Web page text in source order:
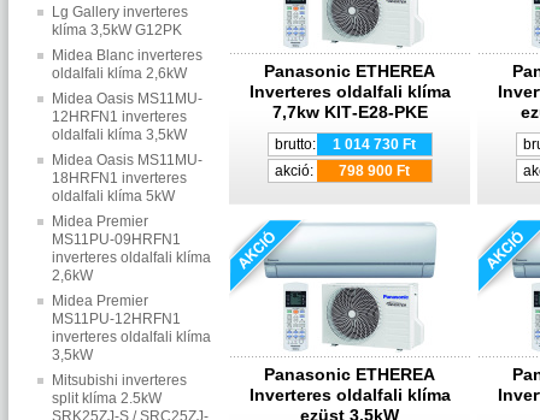
Lg Gallery inverteres
klíma 3,5kW G12PK
Midea Blanc inverteres
oldalfali klíma 2,6kW
Midea Oasis MS11MU-
12HRFN1 inverteres
oldalfali klíma 3,5kW
Midea Oasis MS11MU-
18HRFN1 inverteres
oldalfali klíma 5kW
Midea Premier
MS11PU-09HRFN1
inverteres oldalfali klíma
2,6kW
Midea Premier
MS11PU-12HRFN1
inverteres oldalfali klíma
3,5kW
Mitsubishi inverteres
split klíma 2.5kW
SRK25ZJ-S / SRC25ZJ-
Panasonic ETHEREA
Inverteres oldalfali klíma
7,7kw KIT‐E28‐PKE
brutto:
1 014 730 Ft
akció:
798 900 Ft
Panasonic ETHEREA
Inverteres oldalfali klíma
ezüst 3,5kW